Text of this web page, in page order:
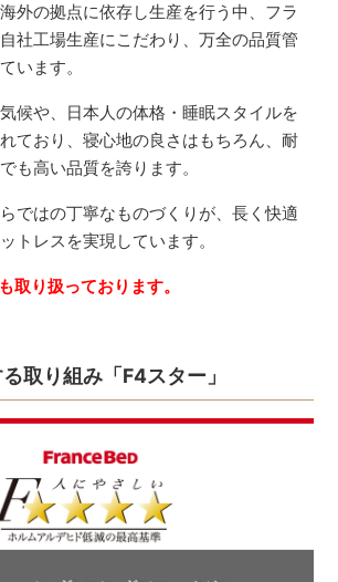
外の拠点に依存し生産を行う中、フラ
社工場生産にこだわり、万全の品質管
います。
候や、日本人の体格・睡眠スタイルを
ており、寝心地の良さはもちろん、耐
も高い品質を誇ります。
ではの丁寧なものづくりが、長く快適
トレスを実現しています。
取り扱っております。
取り組み「F4スター」